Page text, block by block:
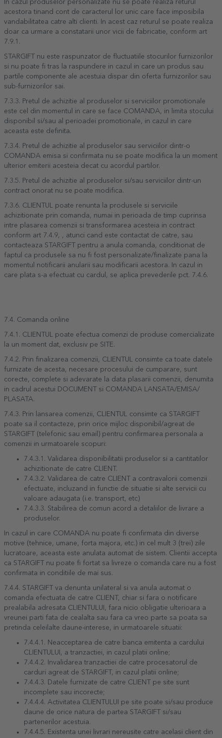
In cazul produselor personalizate nu se poate realiza returul
acestora tinand cont de caracterul lor unic care face imposibila
vandabilitatea catre alti clienti. In acest caz returul se poate realiza
doar ca urmare a constatarii unor vicii de fabricatie, conform art
7.9.1.
STARGIFT nu este raspunzator de fluctuatiile stocurilor furnizorilor
si nu poate fi tras la raspundere in cazul in care un produs sau
partile componente ale acestuia dispar din oferta furnizorilor sau
sub-furnizorilor sai.
7.3.3. Pretul de achizitie al produselor si serviciilor promotionale
este cel din momentul in care se face COMANDA, in limita stocului
disponibil si/sau al perioadei promotionale, in cazul in care
aceasta este definita.
7.3.4. Pretul de achizitie al produselor sau serviciilor dintr-o
COMANDA emisa si confirmata nu se poate modifica la un moment
ulterior emiterii acesteia decat cu acordul partilor.
7.3.5. Pretul de achizitie al produselor si/sau serviciilor dintr-un
contract onorat nu se poate modifica.
7.3.6. CLIENTUL poate renunta la produsele si serviciile
achizitionate prin comanda, numai in perioada de timp cuprinsa
intre plasarea comenzii si transformarea acesteia in contract
conform art 7.4.9, , atunci cand este contactat de catre, sau
contacteaza STARGIFT pentru a anula comanda, conditionat de
faptul ca produsele sa nu fi fost personalizate/finalizate pana la
momentul notificarii anularii sau modificarii acestora. In cazul in
care plata s-a efectuat cu cardul, se aplica prevederile pct. 7.4.6.
7.4. Comanda online
7.4.1. CLIENTUL poate efectua comenzi de produse comercializate
la un moment dat, exclusiv pe SITE.
7.4.2. Prin finalizarea comenzii, CLIENTUL consimte ca toate datele
furnizate de acesta, necesare procesului de cumparare, sunt
corecte, complete si adevarate la data plasarii comenzii, denumita
in cadrul acestui DOCUMENT si COMANDA LANSATA/EMISA/
PLASATA.
7.4.3. Prin lansarea comenzii, CLIENTUL consimte ca STARGIFT
poate sa il contacteze, prin orice mijloc disponibil/agreat de
STARGIFT (telefonic sau email) pentru confirmarea personala a
comenzii in urmatoarele scopuri:
7.4.3.1. Validarea disponibilitatii produselor si a cantitatilor
achizitionate de catre CLIENT.
7.4.3.2. Validarea de catre CLIENT a contravalorii comenzii
efectuate, incluzand in functie de situatie si alte servicii cu
valoare adaugata (i.e. transport, etc)
7.4.3.3. Stabilirea de comun acord a detaliilor de livrare a
produselor.
In cazul in care COMANDA nu poate fi confirmata din diverse
motive (tehnice, umane, forta majora, etc.) in cel mult 3 (trei) zile
lucratoare, aceasta este anulata automat de sistem. Clientii accepta
ca STARGIFT nu poate fi fortat sa livreze o comanda care nu a fost
confirmata in conditiile de mai sus.
7.4.4. STARGIFT va denunta unilateral si va anula automat o
comanda efectuata de catre CLIENT, chiar si fara o notificare
prealabila adresata CLIENTULUI, fara nicio obligatie ulterioara a
vreunei parti fata de cealalta sau fara ca vreo parte sa poata sa
pretinda celeilalte daune-interese, in urmatoarele situatii:
7.4.4.1. Neacceptarea de catre banca emitenta a cardului
CLIENTULUI, a tranzactiei, in cazul platii online;
7.4.4.2. Invalidarea tranzactiei de catre procesatorul de
carduri agreat de STARGIFT, in cazul platii online;
7.4.4.3. Datele furnizate de catre CLIENT pe site sunt
incomplete sau incorecte;
7.4.4.4. Activitatea CLIENTULUI pe site poate si/sau produce
daune de orice natura de partea STARGIFT si/sau
partenerilor acestuia.
7.4.4.5. Existenta unei livrari nereusite catre acelasi client din